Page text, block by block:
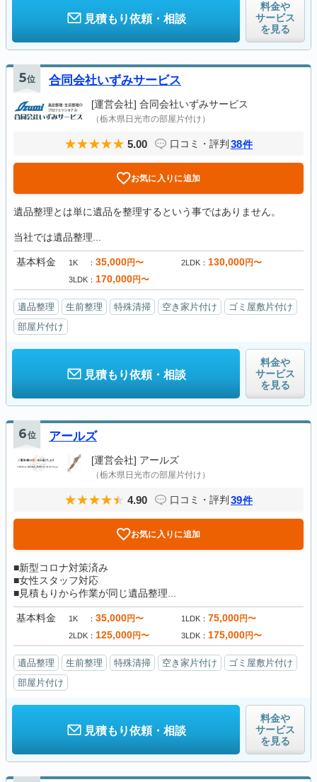
見積もり依頼・相談
料金や
サービス
を見る
5位 合同会社いずみサービス
[運営会社] 合同会社いずみサービス
（栃木県日光市の部屋片付け）
5.00 口コミ・評判 38件
お気に入りに追加
遺品整理とは単に遺品を整理するという事ではありません。
当社では遺品整理...
基本料金 1K 35,000円〜 2LDK 130,000円〜
3LDK 170,000円〜
遺品整理 生前整理 特殊清掃 空き家片付け
ゴミ屋敷片付け
部屋片付け
見積もり依頼・相談
料金や
サービス
を見る
6位 アールズ
[運営会社] アールズ
（栃木県日光市の部屋片付け）
4.90 口コミ・評判 39件
お気に入りに追加
■新型コロナ対策済み
■女性スタッフ対応
■見積もりから作業が同じ遺品整理...
基本料金 1K 35,000円〜 1LDK 75,000円〜
2LDK 125,000円〜 3LDK 175,000円〜
遺品整理 生前整理 特殊清掃 空き家片付け
ゴミ屋敷片付け
部屋片付け
見積もり依頼・相談
料金や
サービス
を見る